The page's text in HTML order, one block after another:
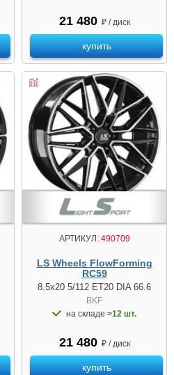
21 480 ₽ / диск
купить
АРТИКУЛ:490709
LS Wheels FlowForming
RC59
8.5x20 5/112 ET20 DIA 66.6
BKF
на складе >12 шт.
21 480 ₽ / диск
купить